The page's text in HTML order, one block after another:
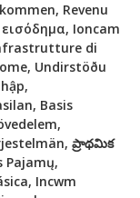
Revenu
Ioncam
di
Undirstöðu
Basis
ప్రాథమిక
Incwm